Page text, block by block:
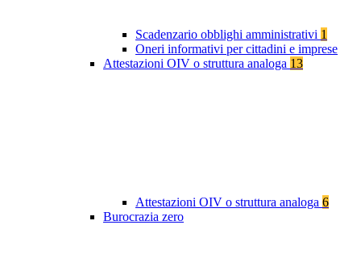
Scadenzario obblighi amministrativi 1
Oneri informativi per cittadini e imprese
Attestazioni OIV o struttura analoga 13
Attestazioni OIV o struttura analoga 6
Burocrazia zero